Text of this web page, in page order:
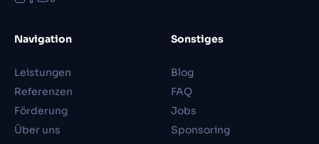
Navigation
Leistungen
Referenzen
Förderung
Über uns
Sonstiges
Blog
FAQ
Jobs
Sponsoring